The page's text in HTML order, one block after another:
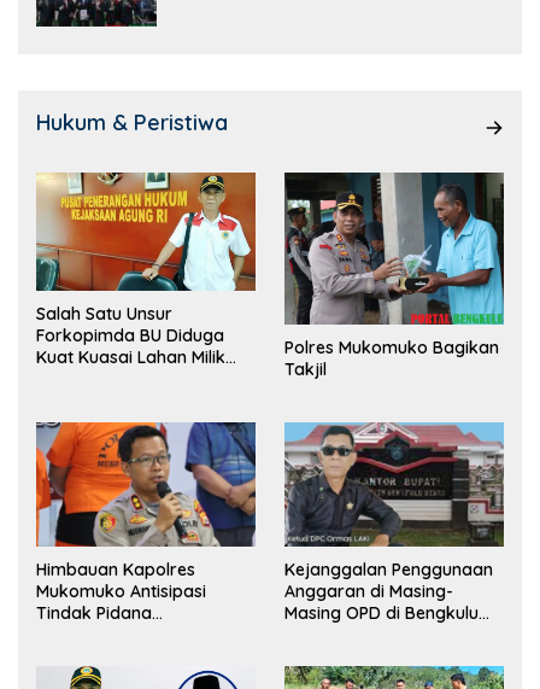
Hukum & Peristiwa
Salah Satu Unsur
Forkopimda BU Diduga
Kuat Kuasai Lahan Milik
Polres Mukomuko Bagikan
Takjil
Himbauan Kapolres
Mukomuko Antisipasi
Tindak Pidana
Kejanggalan Penggunaan
Anggaran di Masing-
Masing OPD di Bengkulu